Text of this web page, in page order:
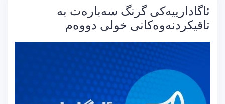
ئاگادارییەكی گرنگ سەبارەت بە
تاقیكردنەوەكانى خولی دووەم